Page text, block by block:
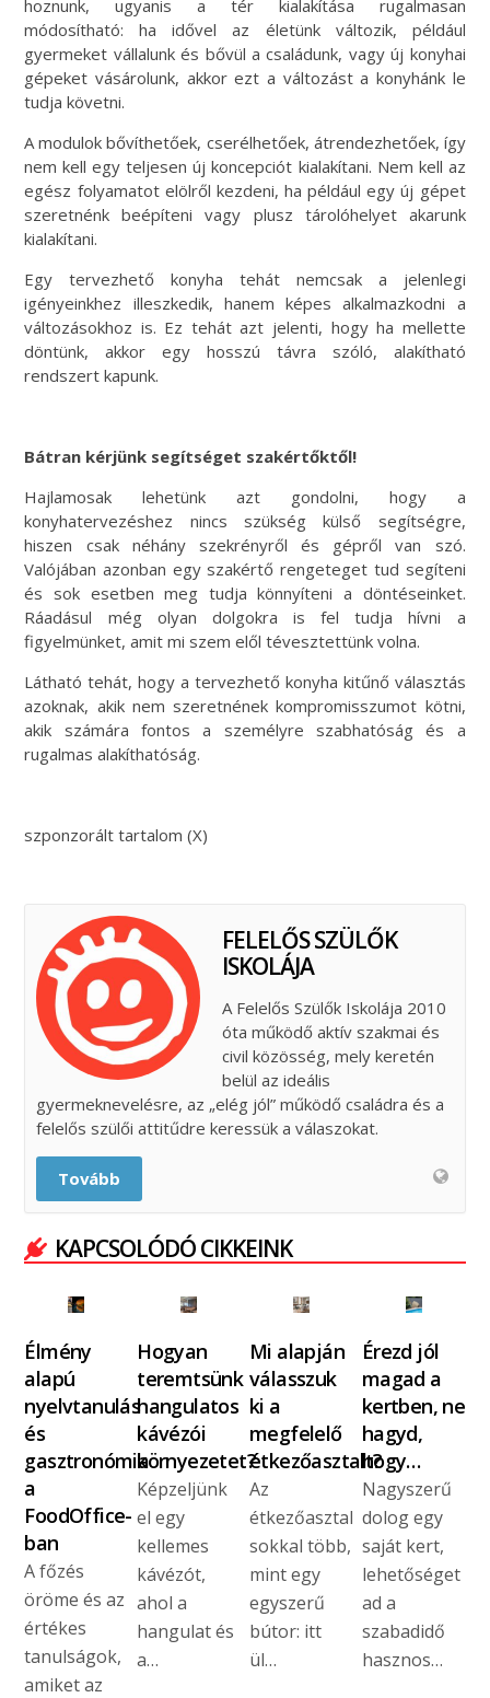
hoznunk, ugyanis a tér kialakítása rugalmasan
módosítható: ha idővel az életünk változik, például
gyermeket vállalunk és bővül a családunk, vagy új konyhai
gépeket vásárolunk, akkor ezt a változást a konyhánk le
tudja követni.
A modulok bővíthetőek, cserélhetőek, átrendezhetőek, így
nem kell egy teljesen új koncepciót kialakítani. Nem kell az
egész folyamatot elölről kezdeni, ha például egy új gépet
szeretnénk beépíteni vagy plusz tárolóhelyet akarunk
kialakítani.
Egy tervezhető konyha tehát nemcsak a jelenlegi
igényeinkhez illeszkedik, hanem képes alkalmazkodni a
változásokhoz is. Ez tehát azt jelenti, hogy ha mellette
döntünk, akkor egy hosszú távra szóló, alakítható
rendszert kapunk.
Bátran kérjünk segítséget szakértőktől!
Hajlamosak lehetünk azt gondolni, hogy a
konyhatervezéshez nincs szükség külső segítségre,
hiszen csak néhány szekrényről és gépről van szó.
Valójában azonban egy szakértő rengeteget tud segíteni
és sok esetben meg tudja könnyíteni a döntéseinket.
Ráadásul még olyan dolgokra is fel tudja hívni a
figyelmünket, amit mi szem elől tévesztettünk volna.
Látható tehát, hogy a tervezhető konyha kitűnő választás
azoknak, akik nem szeretnének kompromisszumot kötni,
akik számára fontos a személyre szabhatóság és a
rugalmas alakíthatóság.
szponzorált tartalom (X)
FELELŐS SZÜLŐK
ISKOLÁJA
A Felelős Szülők Iskolája 2010
óta működő aktív szakmai és
civil közösség, mely keretén
belül az ideális
gyermeknevelésre, az „elég jól” működő családra és a
felelős szülői attitűdre keressük a válaszokat.
Tovább
KAPCSOLÓDÓ CIKKEINK
Élmény
alapú
nyelvtanulás
és
gasztronómia
a
FoodOffice-
ban
A főzés
öröme és az
értékes
tanulságok,
amiket az
Hogyan
teremtsünk
hangulatos
kávézói
környezetet?
Képzeljünk
el egy
kellemes
kávézót,
ahol a
hangulat és
a…
Mi alapján
válasszuk
ki a
megfelelő
étkezőasztalt?
Az
étkezőasztal
sokkal több,
mint egy
egyszerű
bútor: itt
ül…
Érezd jól
magad a
kertben, ne
hagyd,
hogy…
Nagyszerű
dolog egy
saját kert,
lehetőséget
ad a
szabadidő
hasznos…